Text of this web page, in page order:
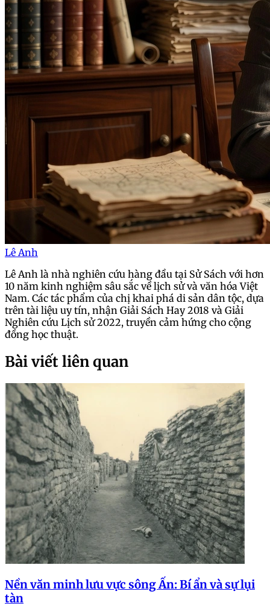
Lê Anh
Lê Anh là nhà nghiên cứu hàng đầu tại Sử Sách với hơn
10 năm kinh nghiệm sâu sắc về lịch sử và văn hóa Việt
Nam. Các tác phẩm của chị khai phá di sản dân tộc, dựa
trên tài liệu uy tín, nhận Giải Sách Hay 2018 và Giải
Nghiên cứu Lịch sử 2022, truyền cảm hứng cho cộng
đồng học thuật.
Bài viết liên quan
Nền văn minh lưu vực sông Ấn: Bí ẩn và sự lụi
tàn